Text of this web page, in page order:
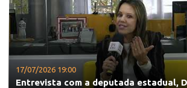
17/07/2026 19:00
Entrevista com a deputada estadual,